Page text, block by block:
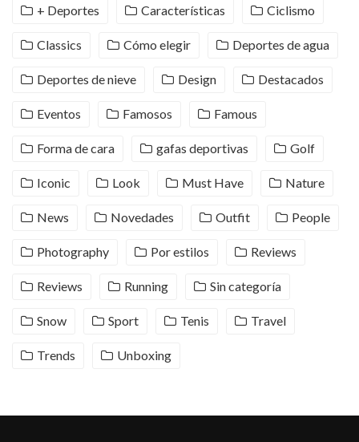
+ Deportes Características Ciclismo
Classics Cómo elegir Deportes de agua
Deportes de nieve Design Destacados
Eventos Famosos Famous
Forma de cara gafas deportivas Golf
Iconic Look Must Have Nature
News Novedades Outfit People
Photography Por estilos Reviews
Reviews Running Sin categoría
Snow Sport Tenis Travel
Trends Unboxing